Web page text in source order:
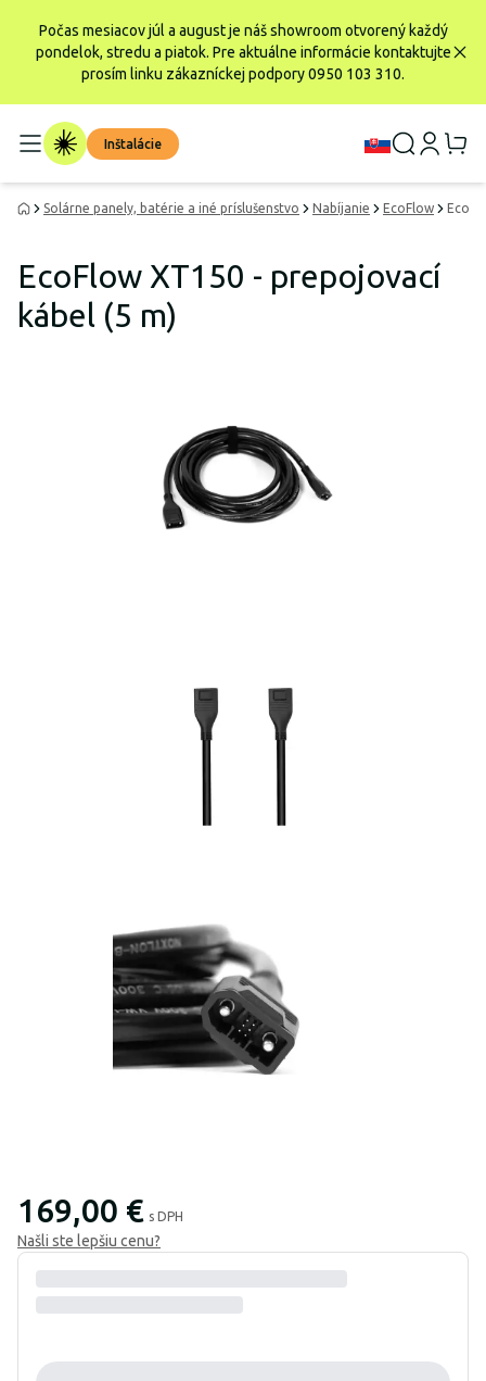
Počas mesiacov júl a august je náš showroom otvorený každý
pondelok, stredu a piatok. Pre aktuálne informácie kontaktujte
prosím linku zákazníckej podpory 0950 103 310.
Inštalácie
Solárne panely, batérie a iné príslušenstvo Nabíjanie EcoFlow
EcoFlow XT150 - prepojovací
kábel (5 m)
169,00 € s DPH
Našli ste lepšiu cenu?